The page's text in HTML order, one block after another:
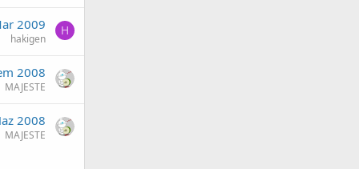
2009
hakigen
H
2008
MAJESTE
2008
MAJESTE